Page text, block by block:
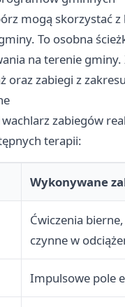
mogą skorzystać
To osobna
na terenie
oraz zabiegi z
zabiegów
terapii:
Wykonywane
Ćwiczenia
czynne w
Impulsowe pole